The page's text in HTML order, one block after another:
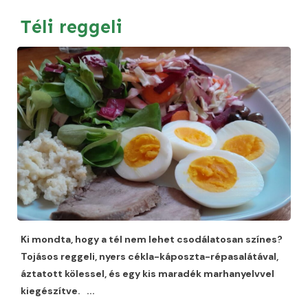
Téli reggeli
Ki mondta, hogy a tél nem lehet csodálatosan színes?
Tojásos reggeli, nyers cékla-káposzta-répasalátával,
áztatott kölessel, és egy kis maradék marhanyelvvel
kiegészítve. ...